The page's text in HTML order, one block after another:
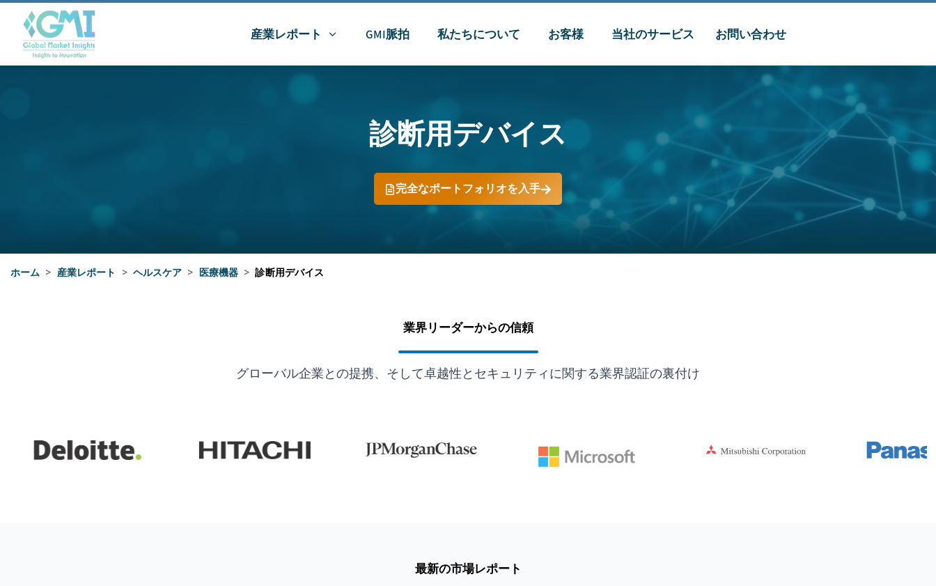
産業レポート GMI脈拍 私たちについて お客様 当社のサービス お問い合わせ
診断用デバイス
完全なポートフォリオを入手
ホーム > 産業レポート > ヘルスケア > 医療機器 > 診断用デバイス
業界リーダーからの信頼
グローバル企業との提携、そして卓越性とセキュリティに関する業界認証の裏付け
最新の市場レポート